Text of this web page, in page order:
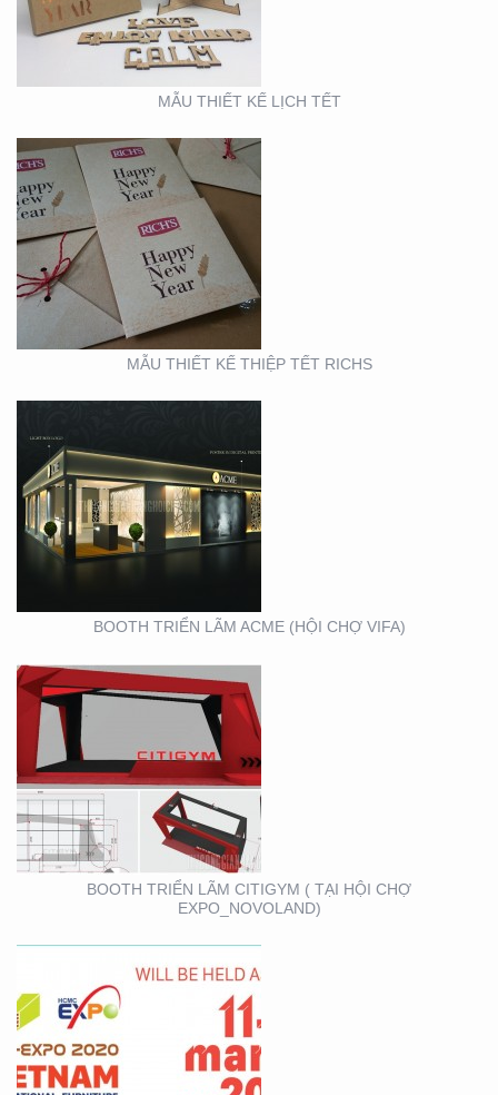
MẪU THIẾT KẾ LỊCH TẾT
MẪU THIẾT KẾ THIỆP TẾT RICHS
BOOTH TRIỂN LÃM
ACME (HỘI CHỢ VIFA)
BOOTH TRIỂN LÃM ACME (HỘI CHỢ VIFA)
BOOTH TRIỂN LÃM
CITIGYM ( TẠI HỘI CHỢ
EXPO_NOVOLAND)
BOOTH TRIỂN LÃM CITIGYM ( TẠI HỘI CHỢ
EXPO_NOVOLAND)
VIFA EXPO 2020 – TƯ
VẤN THIẾT KẾ THI
CÔNG GIAN HÀNG
TRIỂN LÃM
BOOTH KIM NGƯU
(TARUJO) – TRIỂN
LÃMVIỆT BUILD 12-2019